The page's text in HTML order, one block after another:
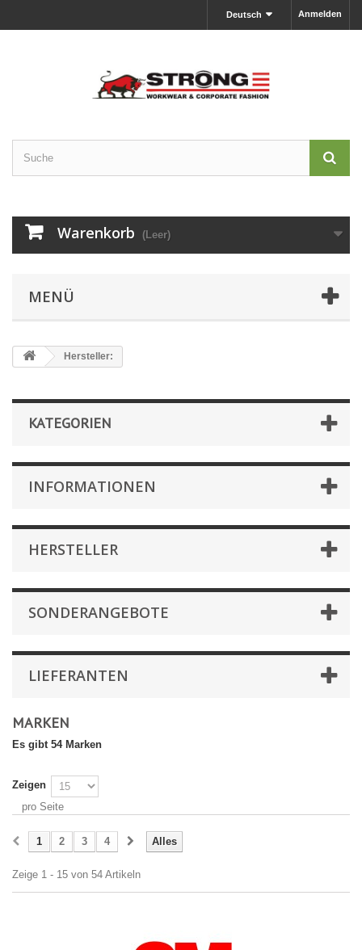
Anmelden
Deutsch
Warenkorb (Leer)
MENÜ
Hersteller:
KATEGORIEN
INFORMATIONEN
HERSTELLER
SONDERANGEBOTE
LIEFERANTEN
MARKEN
Es gibt 54 Marken
Zeigen
pro Seite
Alles
1 2 3 4
Zeige 1 - 15 von 54 Artikeln